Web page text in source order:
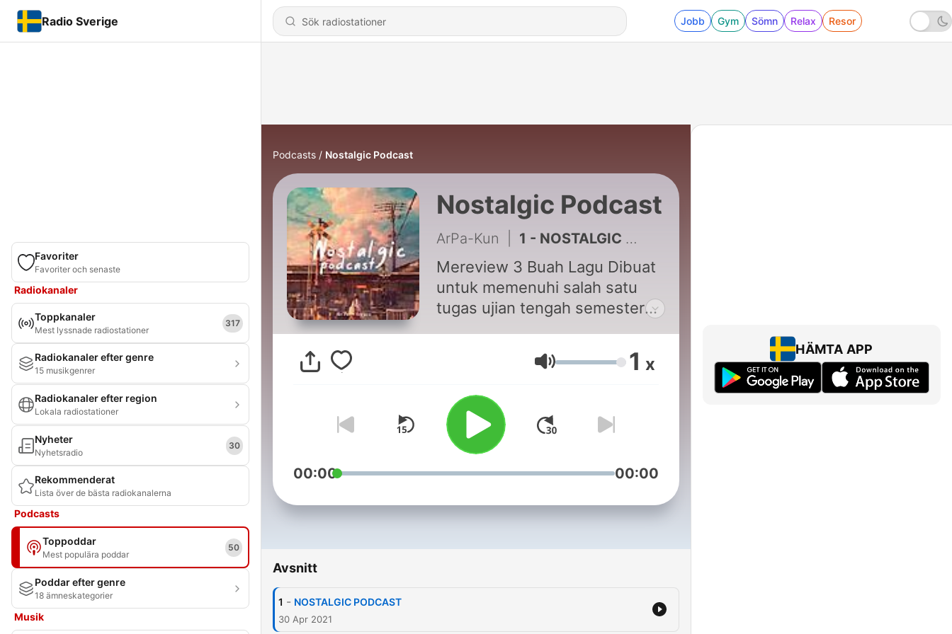
Radio Sverige Jobb Gym Sömn Relax Resor
Favoriter
Favoriter och senaste
Radiokanaler
Toppkanaler
Mest lyssnade radiostationer
317
Radiokanaler efter genre
15 musikgenrer
Radiokanaler efter region
Lokala radiostationer
Nyheter
Nyhetsradio
30
Rekommenderat
Lista över de bästa radiokanalerna
Podcasts
Toppoddar
Mest populära poddar
50
Poddar efter genre
18 ämneskategorier
Musik
Podcasts Nostalgic Podcast
Nostalgic Podcast
ArPa-Kun 1 - NOSTALGIC PODCAST
Mereview 3 Buah Lagu Dibuat
untuk memenuhi salah satu
tugas ujian tengah semester
Volym 1 x
00:00 00:00
Avsnitt
1 - NOSTALGIC PODCAST
30 Apr 2021
HÄMTA APP